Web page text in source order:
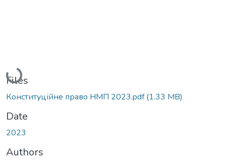
Loading...
Files
Конституційне право НМП 2023.pdf(1.33 MB)
Date
2023
Authors